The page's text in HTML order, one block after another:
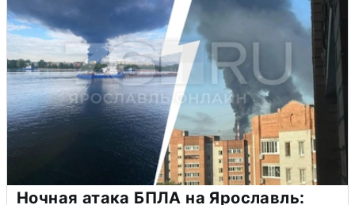
Ночная атака БПЛА на Ярославль: